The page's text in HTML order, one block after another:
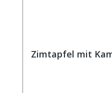
Zimtapfel mit